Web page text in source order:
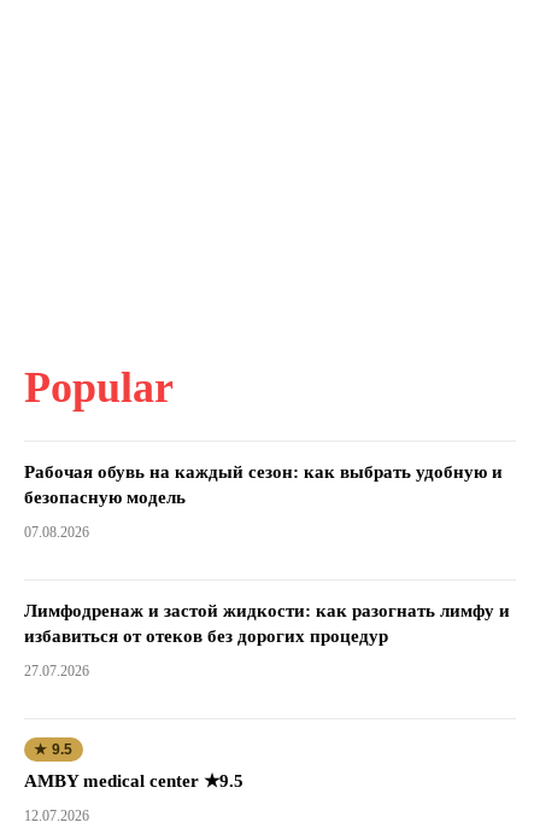
Popular
Рабочая обувь на каждый сезон: как выбрать удобную и
безопасную модель
07.08.2026
Лимфодренаж и застой жидкости: как разогнать лимфу и
избавиться от отеков без дорогих процедур
27.07.2026
★ 9.5
AMBY medical center ★9.5
12.07.2026